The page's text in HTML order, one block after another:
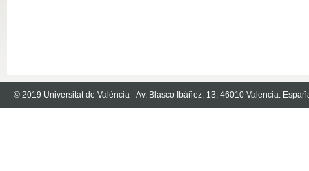
© 2019 Universitat de València - Av. Blasco Ibáñez, 13. 46010 Valencia.